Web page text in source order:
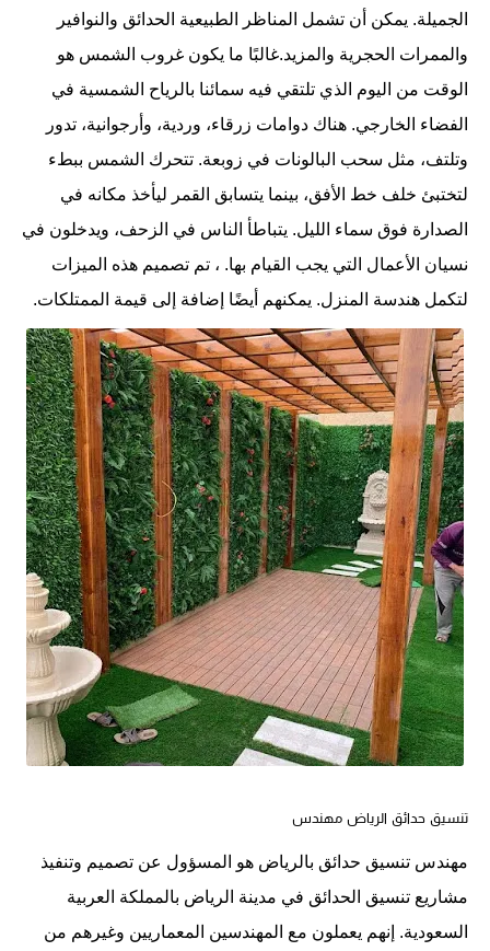
الجميلة. يمكن أن تشمل المناظر الطبيعية الحدائق والنوافير
والممرات الحجرية والمزيد.غالبًا ما يكون غروب الشمس هو
الوقت من اليوم الذي تلتقي فيه سمائنا بالرياح الشمسية في
الفضاء الخارجي. هناك دوامات زرقاء، وردية، وأرجوانية، تدور
وتلتف، مثل سحب البالونات في زوبعة. تتحرك الشمس ببطء
لتختبئ خلف خط الأفق، بينما يتسابق القمر ليأخذ مكانه في
الصدارة فوق سماء الليل. يتباطأ الناس في الزحف، ويدخلون في
نسيان الأعمال التي يجب القيام بها. ، تم تصميم هذه الميزات
لتكمل هندسة المنزل. يمكنهم أيضًا إضافة إلى قيمة الممتلكات.
تنسيق حدائق الرياض مهندس
مهندس تنسيق حدائق بالرياض هو المسؤول عن تصميم وتنفيذ
مشاريع تنسيق الحدائق في مدينة الرياض بالمملكة العربية
السعودية. إنهم يعملون مع المهندسين المعماريين وغيرهم من